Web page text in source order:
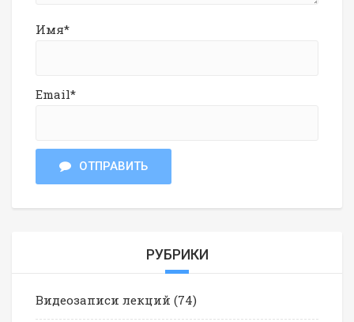
Имя*
Email*
ОТПРАВИТЬ
РУБРИКИ
Видеозаписи лекций (74)